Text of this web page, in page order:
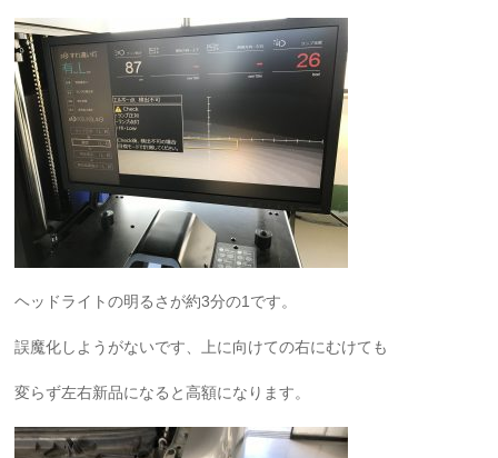
ヘッドライトの明るさが約3分の1です。
誤魔化しようがないです、上に向けての右にむけても
変らず左右新品になると高額になります。